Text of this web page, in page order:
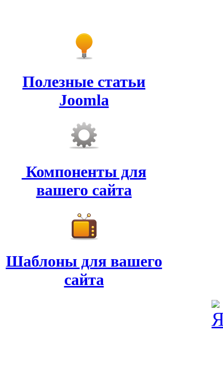
Полезные статьи
Joomla
Компоненты для
вашего сайта
Шаблоны для вашего
сайта